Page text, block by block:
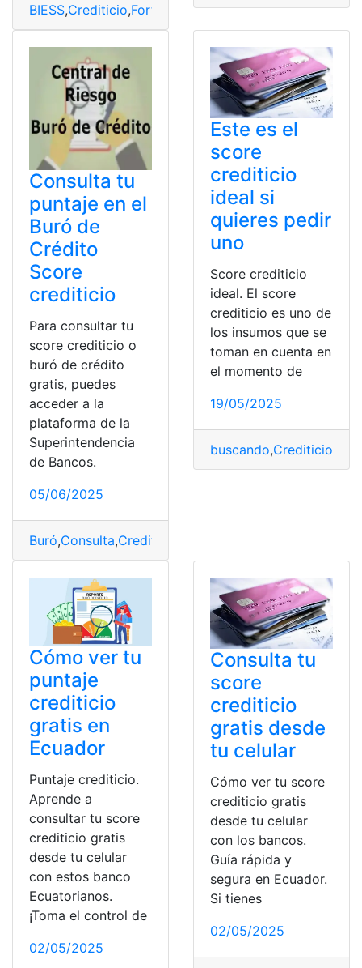
BIESS,Crediticio,Fortalecimiento,IESS,Ley
Consulta tu
puntaje en el
Buró de
Crédito
Score
crediticio
Para consultar tu
score crediticio o
buró de crédito
gratis, puedes
acceder a la
plataforma de la
Superintendencia
de Bancos.
05/06/2025
Buró,Consulta,Crediticio
Este es el
score
crediticio
ideal si
quieres pedir
uno
Score crediticio
ideal. El score
crediticio es uno de
los insumos que se
toman en cuenta en
el momento de
19/05/2025
buscando,Crediticio
Cómo ver tu
puntaje
crediticio
gratis en
Ecuador
Puntaje crediticio.
Aprende a
consultar tu score
crediticio gratis
desde tu celular
con estos banco
Ecuatorianos.
¡Toma el control de
02/05/2025
Consulta tu
score
crediticio
gratis desde
tu celular
Cómo ver tu score
crediticio gratis
desde tu celular
con los bancos.
Guía rápida y
segura en Ecuador.
Si tienes
02/05/2025